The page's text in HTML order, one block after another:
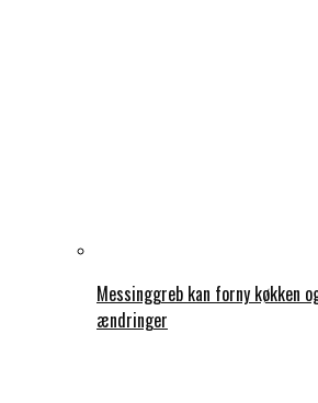
Messinggreb kan forny køkken
ændringer